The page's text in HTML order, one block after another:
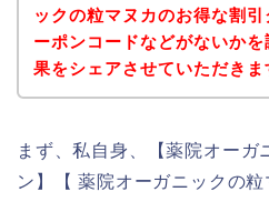
ックの粒マヌカのお得な割引
ーポンコードなどがないか
果をシェアさせていただきま
まず、私自身、【薬院オーガ
ン】【 薬院オーガニックの粒